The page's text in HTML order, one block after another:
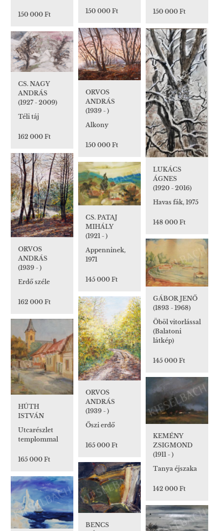
150 000 Ft 150 000 Ft 150 000 Ft
ORVOS
ANDRÁS
(1939 - )
Alkony
150 000 Ft
LUKÁCS
ÁGNES
(1920 - 2016)
Havas fák, 1975
148 000 Ft
CS. NAGY
ANDRÁS
(1927 - 2009)
Téli táj
162 000 Ft
ORVOS
ANDRÁS
(1939 - )
Erdő széle
162 000 Ft
CS. PATAJ
MIHÁLY
(1921 - )
Appenninek,
1971
145 000 Ft
GÁBOR JENŐ
(1893 - 1968)
Öböl vitorlással
(Balatoni
látkép)
145 000 Ft
ORVOS
ANDRÁS
(1939 - )
Őszi erdő
165 000 Ft
HÚTH
ISTVÁN
Utcarészlet
templommal
165 000 Ft
KEMÉNY
ZSIGMOND
(1911 - )
Tanya éjszaka
142 000 Ft
BENCS